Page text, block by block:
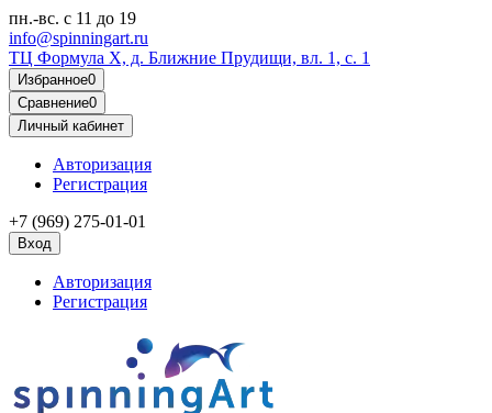
пн.-вс. с 11 до 19
info@spinningart.ru
ТЦ Формула X, д. Ближние Прудищи, вл. 1, с. 1
Избранное0
Сравнение0
Личный кабинет
Авторизация
Регистрация
+7 (969) 275-01-01
Вход
Авторизация
Регистрация